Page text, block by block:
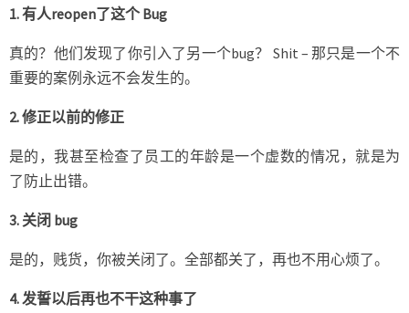
1. 有人reopen了这个 Bug
真的？他们发现了你引入了另一个bug？ Shit – 那只是一个不
重要的案例永远不会发生的。
2. 修正以前的修正
是的，我甚至检查了员工的年龄是一个虚数的情况，就是为
了防止出错。
3. 关闭 bug
是的，贱货，你被关闭了。全部都关了，再也不用心烦了。
4. 发誓以后再也不干这种事了